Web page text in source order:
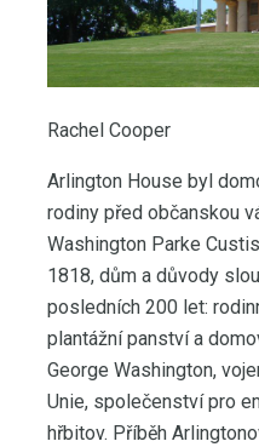
Rachel Cooper
Arlington House byl
rodiny před občanskou
Washington Parke
1818, dům a důvody
posledních 200 let:
plantážní panství a
George Washington,
Unie, společenství pro
hřbitov. Příběh